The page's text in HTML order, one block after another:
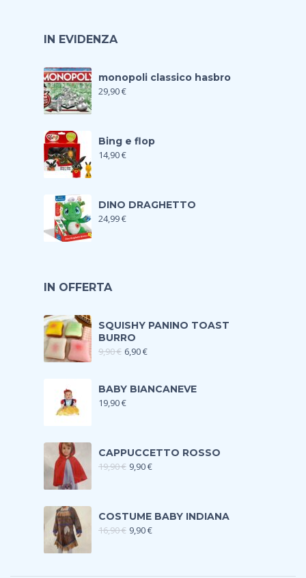
IN EVIDENZA
monopoli classico hasbro
29,90€
Bing e flop
14,90€
DINO DRAGHETTO
24,99€
IN OFFERTA
SQUISHY PANINO TOAST
BURRO
9,90€ 6,90€
BABY BIANCANEVE
19,90€
CAPPUCCETTO ROSSO
19,90€ 9,90€
COSTUME BABY INDIANA
16,90€ 9,90€